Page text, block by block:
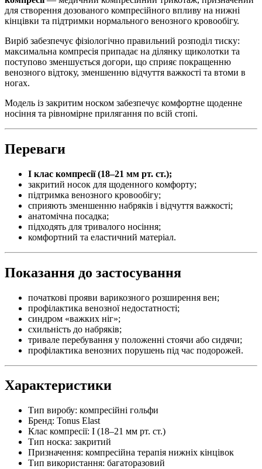
для створення дозованого компресійного впливу на нижні
кінцівки та підтримки нормального венозного кровообігу.
Виріб забезпечує фізіологічно правильний розподіл тиску:
максимальна компресія припадає на ділянку щиколотки та
поступово зменшується догори, що сприяє покращенню
венозного відтоку, зменшенню відчуття важкості та втоми в
ногах.
Модель із закритим носком забезпечує комфортне щоденне
носіння та рівномірне прилягання по всій стопі.
Переваги
I клас компресії (18–21 мм рт. ст.);
закритий носок для щоденного комфорту;
підтримка венозного кровообігу;
сприяють зменшенню набряків і відчуття важкості;
анатомічна посадка;
підходять для тривалого носіння;
комфортний та еластичний матеріал.
Показання до застосування
початкові прояви варикозного розширення вен;
профілактика венозної недостатності;
синдром «важких ніг»;
схильність до набряків;
тривале перебування у положенні стоячи або сидячи;
профілактика венозних порушень під час подорожей.
Характеристики
Тип виробу: компресійні гольфи
Бренд: Tonus Elast
Клас компресії: I (18–21 мм рт. ст.)
Тип носка: закритий
Призначення: компресійна терапія нижніх кінцівок
Тип використання: багаторазовий